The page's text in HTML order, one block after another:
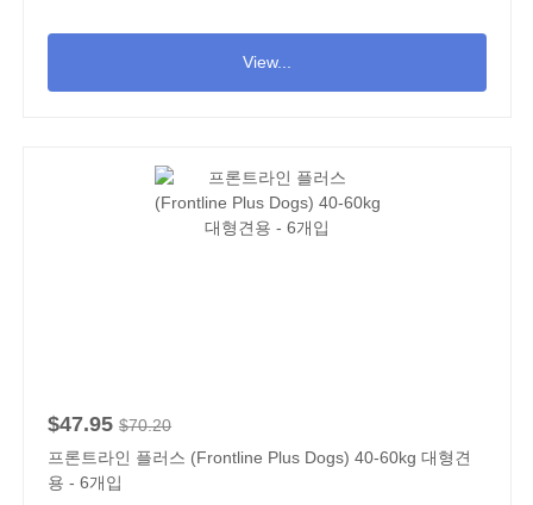
View...
$47.95 $70.20
프론트라인 플러스 (Frontline Plus Dogs) 40-60kg 대형견
용 - 6개입